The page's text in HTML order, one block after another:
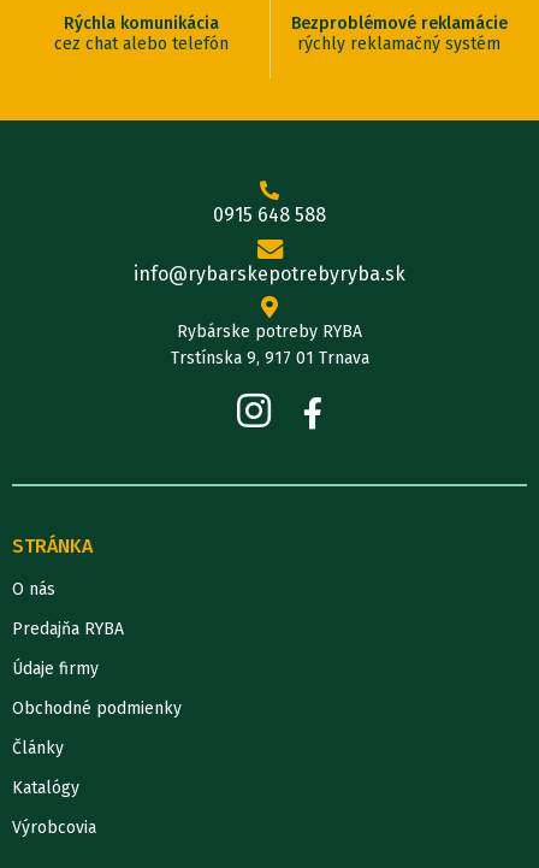
Rýchla komunikácia
cez chat alebo telefón
Bezproblémové reklamácie
rýchly reklamačný systém
0915 648 588
info@rybarskepotrebyryba.sk
Rybárske potreby RYBA
Trstínska 9, 917 01 Trnava
STRÁNKA
O nás
Predajňa RYBA
Údaje firmy
Obchodné podmienky
Články
Katalógy
Výrobcovia